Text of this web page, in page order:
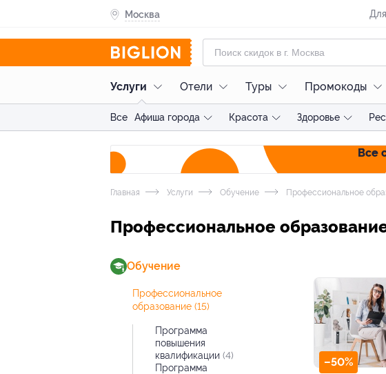
Москва
Услуги Отели Туры Промокоды
Все Афиша города Красота Здоровье
Все
Главная Услуги Обучение Профессиональное
Профессиональное
Обучение
Профессиональное
образование (15)
Программа
повышения
квалификации (4)
Программа
–50%